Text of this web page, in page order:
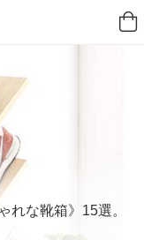
れな靴箱》15選。